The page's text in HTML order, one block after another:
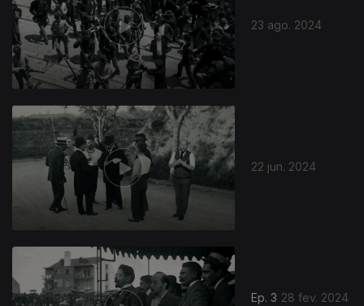
23 ago. 2024
22 jun. 2024
Ep. 3 28 fev. 2024